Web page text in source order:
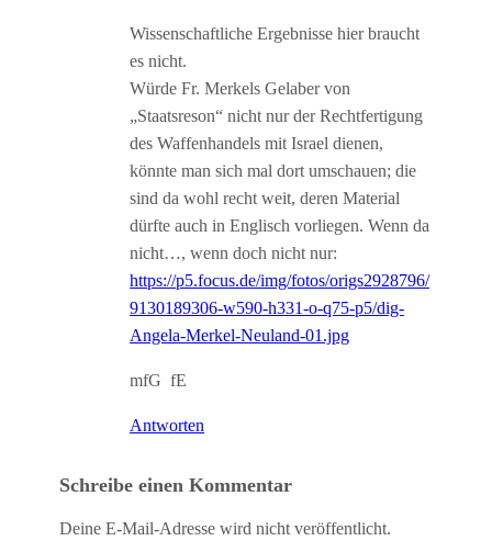
Wissenschaftliche Ergebnisse hier braucht
es nicht.
Würde Fr. Merkels Gelaber von
„Staatsreson“ nicht nur der Rechtfertigung
des Waffenhandels mit Israel dienen,
könnte man sich mal dort umschauen; die
sind da wohl recht weit, deren Material
dürfte auch in Englisch vorliegen. Wenn da
nicht…, wenn doch nicht nur:
https://p5.focus.de/img/fotos/origs2928796/
9130189306-w590-h331-o-q75-p5/dig-
Angela-Merkel-Neuland-01.jpg
mfG fE
Antworten
Schreibe einen Kommentar
Deine E-Mail-Adresse wird nicht veröffentlicht.